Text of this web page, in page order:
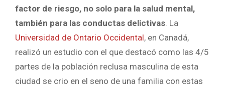
factor de riesgo, no solo para la salud mental,
también para las conductas delictivas. La
Universidad de Ontario Occidental, en Canadá,
realizó un estudio con el que destacó como las 4/5
partes de la población reclusa masculina de esta
ciudad se crio en el seno de una familia con estas